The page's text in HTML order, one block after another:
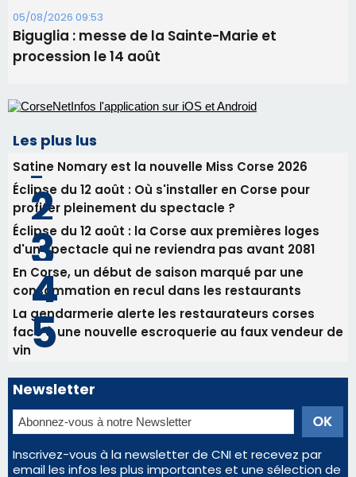
Satine Nomary est la nouvelle Miss Corse 2026
Éclipse du 12 août : Où s'installer en Corse pour
profiter pleinement du spectacle ?
d'un spectacle qui ne reviendra pas avant 2081
consommation en recul dans les restaurants
La gendarmerie alerte les restaurateurs corses
face à une nouvelle escroquerie au faux vendeur de
vin
Newsletter
Inscrivez-vous à la newsletter de CNI et recevez par
email les infos les plus importantes et une sélection de
nos meilleurs articles
Régie publicitaire